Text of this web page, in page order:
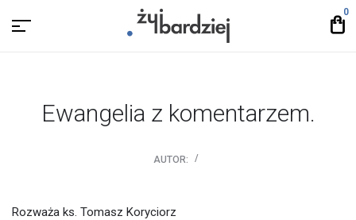
0
Ewangelia z komentarzem.
AUTOR:
Rozważa ks. Tomasz Koryciorz